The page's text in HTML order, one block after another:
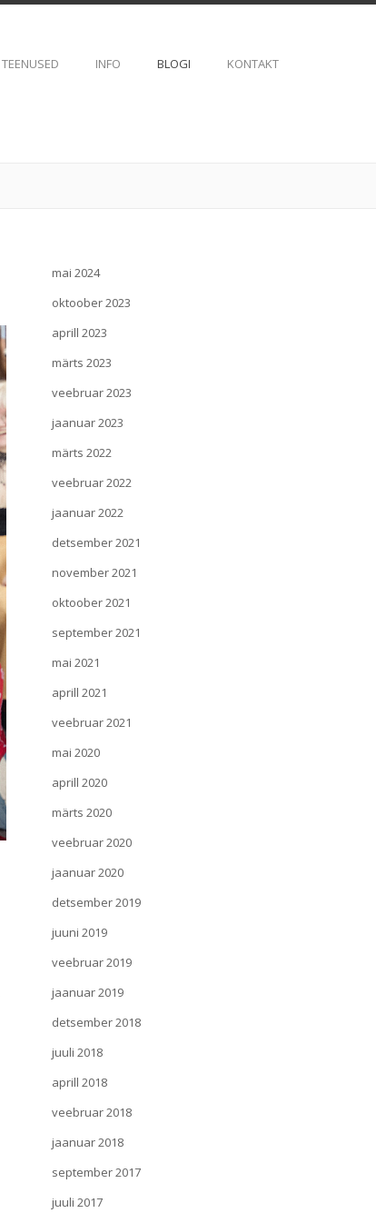
TEENUSED INFO BLOGI KONTAKT
mai 2024
oktoober 2023
aprill 2023
märts 2023
veebruar 2023
jaanuar 2023
märts 2022
veebruar 2022
jaanuar 2022
detsember 2021
november 2021
oktoober 2021
september 2021
mai 2021
aprill 2021
veebruar 2021
mai 2020
aprill 2020
märts 2020
veebruar 2020
jaanuar 2020
detsember 2019
juuni 2019
veebruar 2019
jaanuar 2019
detsember 2018
juuli 2018
aprill 2018
veebruar 2018
jaanuar 2018
september 2017
juuli 2017